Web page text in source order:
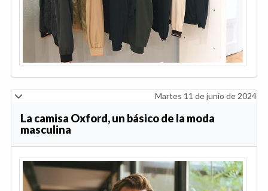
Martes 11 de junio de 2024
La camisa Oxford, un básico de la moda
masculina